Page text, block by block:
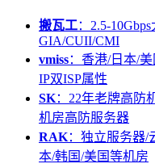
搬瓦工：2.5-
GIA/CUII/CMI
vmiss：香港/日本/
IP双ISP属性
SK：22年老牌高防
机房高防服务器
RAK：独立服务器/
本/韩国/美国等机房